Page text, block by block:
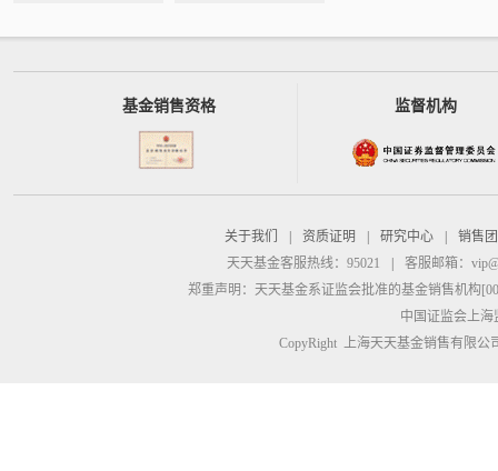
基金销售资格 监督机构
关于我们 资质证明 研究中心
销售
天天基金客服热线：95021
客服邮箱：
郑重声明： 天天基金系证监会批准的基金销售机构
中国证监会上
CopyRight 上海天天基金销售有限